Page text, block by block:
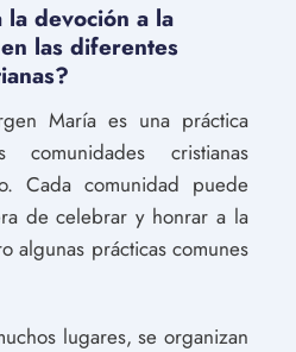
la devoción a la
las diferentes
María es una práctica
cristianas
Cada comunidad puede
de celebrar y honrar a la
algunas prácticas comunes
lugares, se organizan